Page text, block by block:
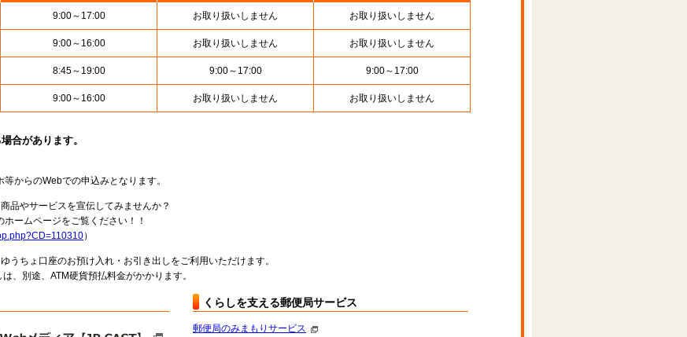
9:00～17:00 お取り扱いしません お取り扱いしません
9:00～16:00 お取り扱いしません お取り扱いしません
8:45～19:00 9:00～17:00 9:00～17:00
9:00～16:00 お取り扱いしません お取り扱いしません
合があります。
からのWebでの申込みとなります。
品やサービスを宣伝してみませんか？
ームページをご覧ください！！
）
うちょ口座のお預け入れ・お引き出しをご利用いただけます。
、別途、ATM硬貨預払料金がかかります。
くらしを支える郵便局サービス
郵便局のみまもりサービス